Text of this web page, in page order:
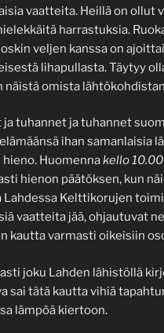
vaatteita. Heillä on ollut
harrastuksia.
veljen kanssa on
lihapullasta. Täytyy
näistä omista
ja tuhannet ja tuhannet
ihan samanlaisia
hieno. Huomennakello 10.00
hienon päätöksen, kun
Lahdessa Kelttikorujen
vaatteita jää, ohjautuvat
kautta varmasti oikeisiin
joku Lahden lähistöllä
sai tätä kautta vihiä
lämpöä kiertoon.